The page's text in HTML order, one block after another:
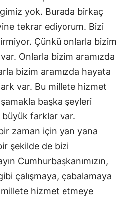
yok. Burada birkaç
tekrar ediyorum. Bizi
Çünkü onlarla bizim
var. Onlarla bizim aramızda
bizim aramızda hayata
var. Bu millete hizmet
başka şeyleri
büyük farklar var.
zaman için yan yana
şekilde de bizi
Cumhurbaşkanımızın,
çalışmaya, çabalamaya
hizmet etmeye